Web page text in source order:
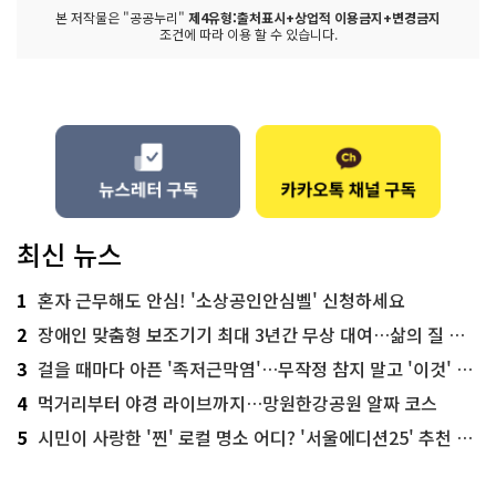
본 저작물은 "공공누리" 제4유형:출처표시+상업적 이용금지+변경금지
조건에 따라 이용 할 수 있습니다.
최신 뉴스
1 혼자 근무해도 안심! '소상공인안심벨' 신청하세요
2 장애인 맞춤형 보조기기 최대 3년간 무상 대여…삶의 질 높인다
3 걸을 때마다 아픈 '족저근막염'…무작정 참지 말고 '이것' 해보세요!
4 먹거리부터 야경 라이브까지…망원한강공원 알짜 코스
5 시민이 사랑한 '찐' 로컬 명소 어디? '서울에디션25' 추천 코스